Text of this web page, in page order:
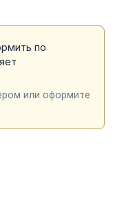
по
или оформите